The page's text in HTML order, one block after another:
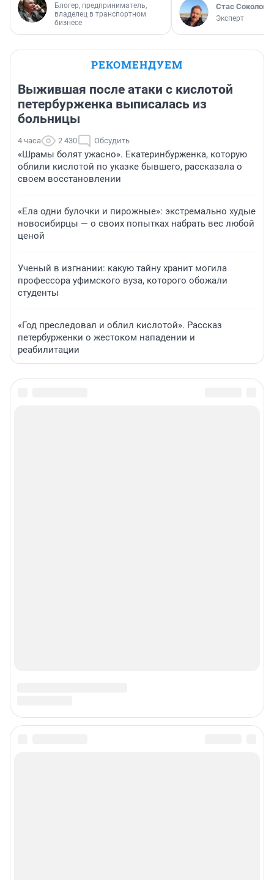
Блогер, предприниматель,
владелец в транспортном
бизнесе
Стас Соколов
Эксперт
РЕКОМЕНДУЕМ
Выжившая после атаки с кислотой
петербурженка выписалась из
больницы
4 часа 2 430 Обсудить
«Шрамы болят ужасно». Екатеринбурженка, которую
облили кислотой по указке бывшего, рассказала о
своем восстановлении
«Ела одни булочки и пирожные»: экстремально худые
новосибирцы — о своих попытках набрать вес любой
ценой
Ученый в изгнании: какую тайну хранит могила
профессора уфимского вуза, которого обожали
студенты
«Год преследовал и облил кислотой». Рассказ
петербурженки о жестоком нападении и
реабилитации